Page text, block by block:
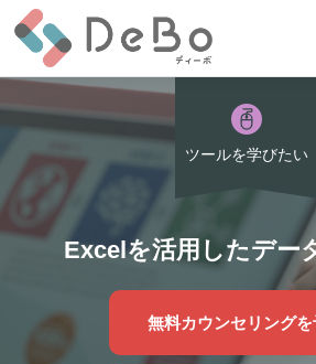
ツールを学びたい
Excelを活用したデー
無料カウンセリング